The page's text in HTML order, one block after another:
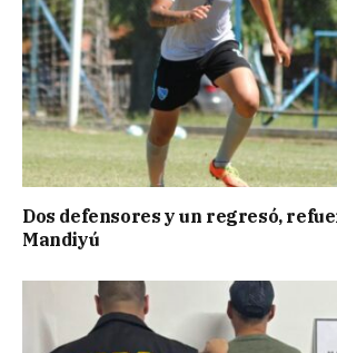
Dos defensores y un regresó,
Mandiyú